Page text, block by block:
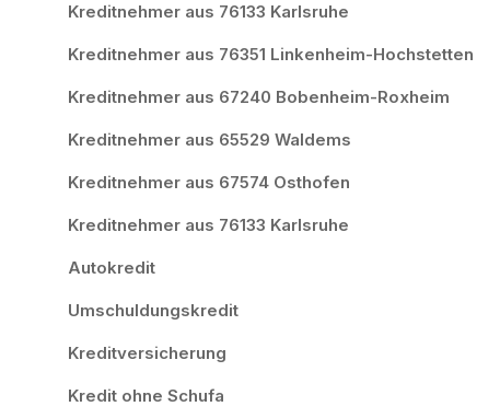
Kreditnehmer aus 76133 Karlsruhe
Kreditnehmer aus 76351 Linkenheim-Hochstetten
Kreditnehmer aus 67240 Bobenheim-Roxheim
Kreditnehmer aus 65529 Waldems
Kreditnehmer aus 67574 Osthofen
Kreditnehmer aus 76133 Karlsruhe
Autokredit
Umschuldungskredit
Kreditversicherung
Kredit ohne Schufa